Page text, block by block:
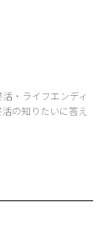
・ライフエンディ
の知りたいに答え